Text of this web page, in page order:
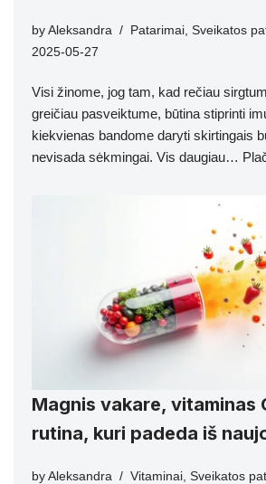
by Aleksandra Patarimai, Sveikatos
2025-05-27
Visi žinome, jog tam, kad rečiau
greičiau pasveiktume, būtina stiprinti
kiekvienas bandome daryti skirtingais
nevisada sėkmingai. Vis daugiau…
Magnis vakare, vitaminas
rutina, kuri padeda iš
by Aleksandra Vitaminai Sveikatos